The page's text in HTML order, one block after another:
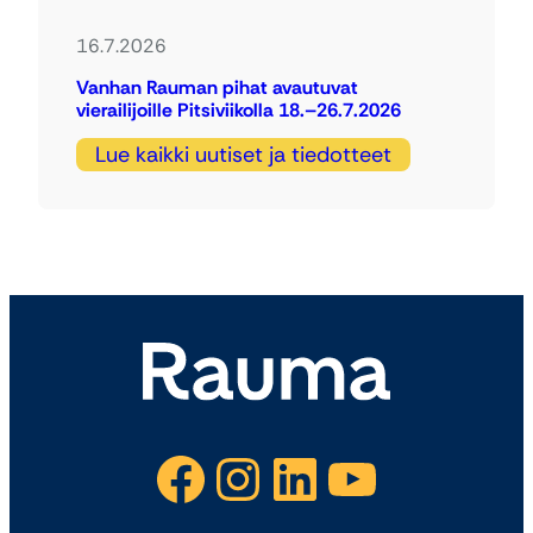
16.7.2026
Vanhan Rauman pihat avautuvat
vierailijoille Pitsiviikolla 18.–26.7.2026
Lue kaikki uutiset ja tiedotteet
Facebook Instagram LinkedIn YouTube